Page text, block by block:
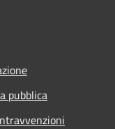
pubblica